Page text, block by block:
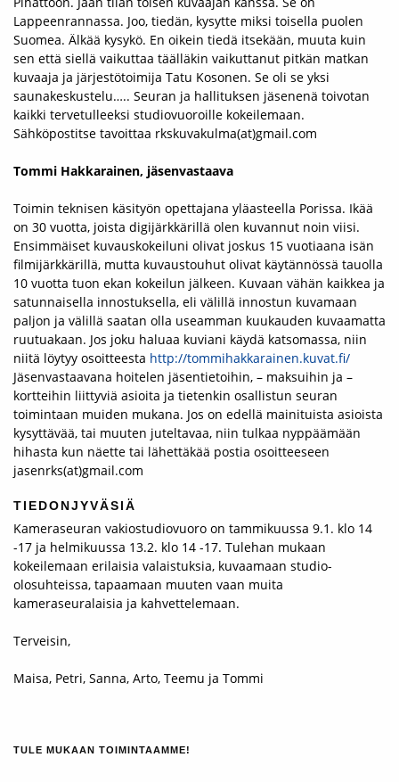
Lappeenrannassa. Joo, tiedän, kysytte miksi toisella puolen
Suomea. Älkää kysykö. En oikein tiedä itsekään, muuta kuin
sen että siellä vaikuttaa täälläkin vaikuttanut pitkän matkan
kuvaaja ja järjestötoimija Tatu Kosonen. Se oli se yksi
saunakeskustelu….. Seuran ja hallituksen jäsenenä toivotan
kaikki tervetulleeksi studiovuoroille kokeilemaan.
Sähköpostitse tavoittaa rkskuvakulma(at)gmail.com
Tommi Hakkarainen, jäsenvastaava
Toimin teknisen käsityön opettajana yläasteella Porissa. Ikää
on 30 vuotta, joista digijärkkärillä olen kuvannut noin viisi.
Ensimmäiset kuvauskokeiluni olivat joskus 15 vuotiaana isän
filmijärkkärillä, mutta kuvaustouhut olivat käytännössä tauolla
10 vuotta tuon ekan kokeilun jälkeen. Kuvaan vähän kaikkea ja
satunnaisella innostuksella, eli välillä innostun kuvamaan
paljon ja välillä saatan olla useamman kuukauden kuvaamatta
ruutuakaan. Jos joku haluaa kuviani käydä katsomassa, niin
niitä löytyy osoitteesta http://tommihakkarainen.kuvat.fi/
Jäsenvastaavana hoitelen jäsentietoihin, – maksuihin ja –
kortteihin liittyviä asioita ja tietenkin osallistun seuran
toimintaan muiden mukana. Jos on edellä mainituista asioista
kysyttävää, tai muuten juteltavaa, niin tulkaa nyppäämään
hihasta kun näette tai lähettäkää postia osoitteeseen
jasenrks(at)gmail.com
TIEDONJYVÄSIÄ
Kameraseuran vakiostudiovuoro on tammikuussa 9.1. klo 14
-17 ja helmikuussa 13.2. klo 14 -17. Tulehan mukaan
kokeilemaan erilaisia valaistuksia, kuvaamaan studio-
olosuhteissa, tapaamaan muuten vaan muita
kameraseuralaisia ja kahvettelemaan.
Terveisin,
Maisa, Petri, Sanna, Arto, Teemu ja Tommi
TULE MUKAAN TOIMINTAAMME!